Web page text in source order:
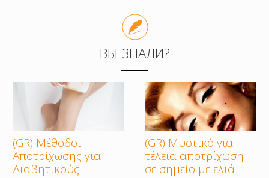
ВЫ ЗНАЛИ?
(GR) Μέθοδοι
Αποτρίχωσης για
Διαβητικούς
(GR) Μυστικό για
τέλεια αποτρίχωση
σε σημείο με ελιά